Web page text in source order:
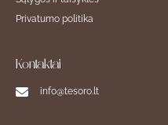
Privatumo politika
Kontaktai
info@tesoro.lt